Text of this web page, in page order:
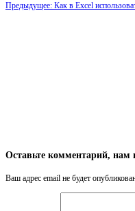
Предыдущее: Как в Excel
Оставьте комментарий,
Ваш адрес email не будет